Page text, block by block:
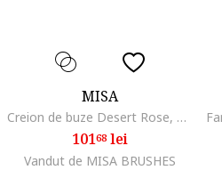
MISA
Creion de buze Desert Rose, 11g, Roz
10168lei
Vandut de MISA BRUSHES